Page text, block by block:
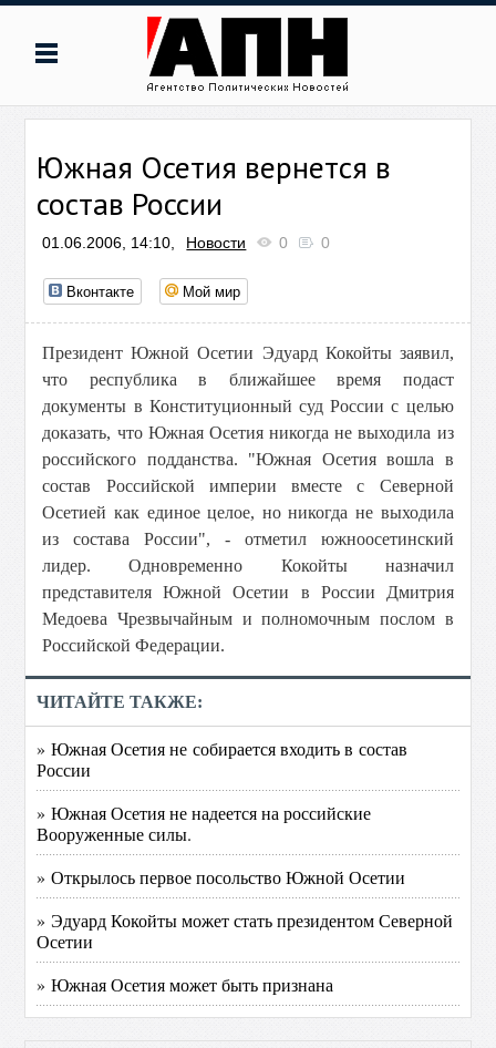
Южная Осетия вернется в
состав России
01.06.2006, 14:10, Новости 0 0
Вконтакте Мой мир
Президент Южной Осетии Эдуард Кокойты заявил,
что республика в ближайшее время подаст
документы в Конституционный суд России с целью
доказать, что Южная Осетия никогда не выходила из
российского подданства. "Южная Осетия вошла в
состав Российской империи вместе с Северной
Осетией как единое целое, но никогда не выходила
из состава России", - отметил южноосетинский
лидер. Одновременно Кокойты назначил
представителя Южной Осетии в России Дмитрия
Медоева Чрезвычайным и полномочным послом в
Российской Федерации.
ЧИТАЙТЕ ТАКЖЕ:
» Южная Осетия не собирается входить в состав
России
» Южная Осетия не надеется на российские
Вооруженные силы.
» Открылось первое посольство Южной Осетии
» Эдуард Кокойты может стать президентом Северной
Осетии
» Южная Осетия может быть признана